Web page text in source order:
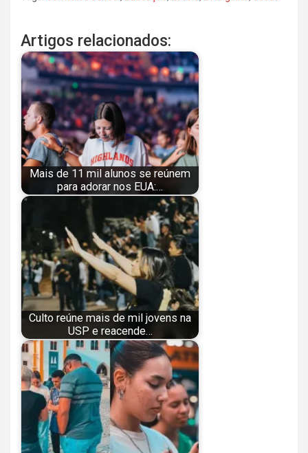
Artigos relacionados:
Mais de 11 mil alunos se reúnem
para adorar nos EUA:…
Culto reúne mais de mil jovens na
USP e reacende…